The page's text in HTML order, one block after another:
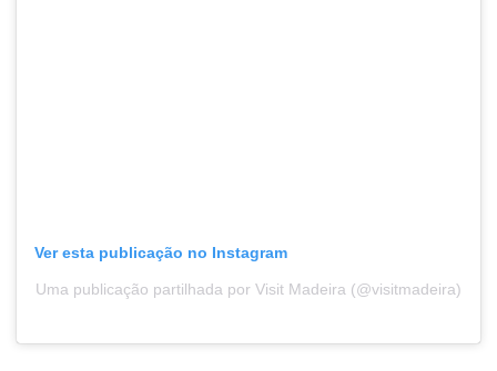
Ver esta publicação no Instagram
Uma publicação partilhada por Visit Madeira (@visitmadeira)